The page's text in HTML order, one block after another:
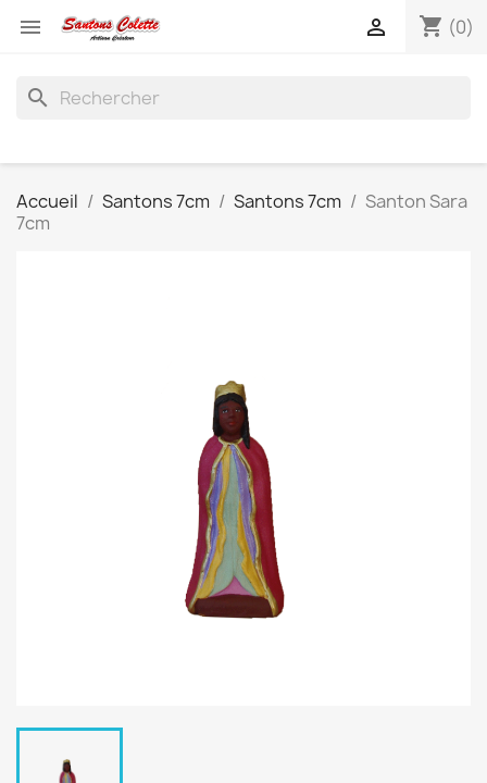
 shopping_cart (0)

search
Accueil Santons 7cm Santons 7cm
Santon Sara
7cm